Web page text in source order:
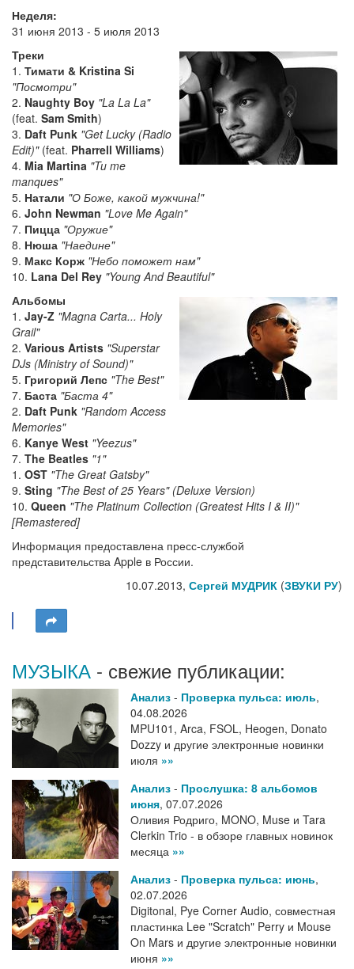
Неделя:
31 июня 2013 - 5 июля 2013
Треки
1. Тимати & Kristina Si
"Посмотри"
2. Naughty Boy "La La La"
(feat. Sam Smith)
3. Daft Punk "Get Lucky (Radio
Edit)"(feat. Pharrell Williams)
4. Mia Martina "Tu me
manques"
5. Натали "О Боже, какой мужчина!"
6. John Newman "Love Me Again"
7. Пицца "Оружие"
8. Нюша "Наедине"
9. Макс Корж "Небо поможет нам"
10. Lana Del Rey "Young And Beautiful"
Альбомы
1. Jay-Z "Magna Carta... Holy
Grail"
2. Various Artists "Superstar
DJs (Ministry of Sound)"
5. Григорий Лепс "The Best"
7. Баста "Баста 4"
2. Daft Punk "Random Access
Memories"
6. Kanye West "Yeezus"
7. The Beatles "1"
1. OST "The Great Gatsby"
9. Sting "The Best of 25 Years" (Deluxe Version)
10. Queen "The Platinum Collection (Greatest Hits I & II)"
[Remastered]
Информация предоставлена пресс-службой
представительства Apple в России.
10.07.2013, Сергей МУДРИК (ЗВУКИ РУ)
МУЗЫКА - свежие публикации:
Анализ - Проверка пульса: июль,
04.08.2026
MPU101, Arca, FSOL, Heogen, Donato
Dozzy и другие электронные новинки
июля »»
Анализ - Прослушка: 8 альбомов
июня, 07.07.2026
Оливия Родриго, MONO, Muse и Tara
Clerkin Trio - в обзоре главных новинок
месяца »»
Анализ - Проверка пульса: июнь,
02.07.2026
Digitonal, Pye Corner Audio, совместная
пластинка Lee "Scratch" Perry и Mouse
On Mars и другие электронные новинки
июня »»